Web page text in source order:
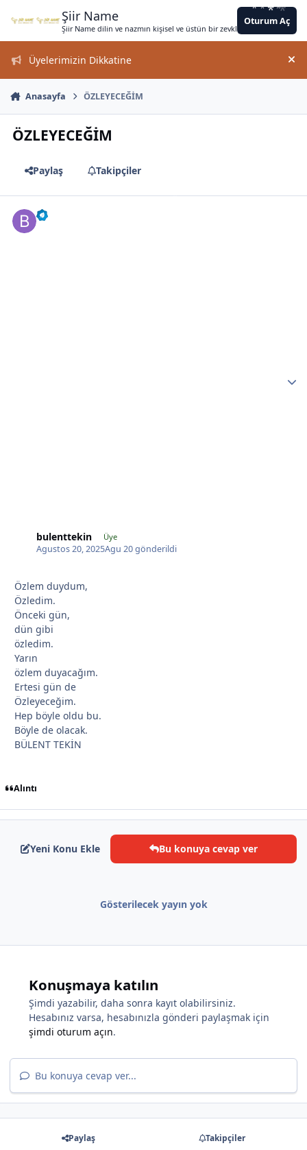
Şiir Name
Şiir Name dilin ve nazmın kişisel ve üstün bir zevkle bir arada
Oturum Aç
Üyelerimizin Dikkatine
Anasayfa ÖZLEYECEĞİM
ÖZLEYECEĞİM
Paylaş Takipçiler
bulenttekin Üye
Agustos 20, 2025Agu 20gönderildi
Özlem duydum,
Özledim.
Önceki gün,
dün gibi
özledim.
Yarın
özlem duyacağım.
Ertesi gün de
Özleyeceğim.
Hep böyle oldu bu.
Böyle de olacak.
BÜLENT TEKİN
Alıntı
Yeni Konu Ekle Bu konuya cevap ver
Gösterilecek yayın yok
Konuşmaya katılın
Şimdi yazabilir, daha sonra kayıt olabilirsiniz.
Hesabınız varsa, hesabınızla gönderi paylaşmak için
şimdi oturum açın.
Bu konuya cevap ver...
Paylaş Takipçiler
*
* *
*
*
*
*
*